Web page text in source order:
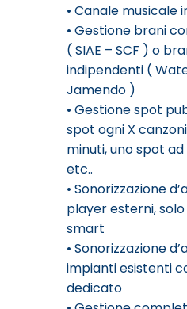
• Canale musicale
• Gestione brani
( SIAE – SCF ) o
indipendenti (
Jamendo )
• Gestione spot
spot ogni X
minuti, uno spot
etc..
• Sonorizzazione
player esterni,
smart
• Sonorizzazione
impianti esistenti
dedicato